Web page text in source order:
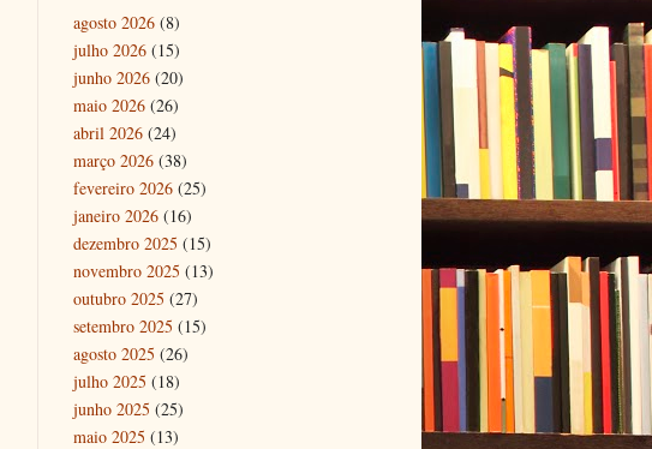
agosto 2026 (8)
julho 2026 (15)
junho 2026 (20)
maio 2026 (26)
abril 2026 (24)
março 2026 (38)
fevereiro 2026 (25)
janeiro 2026 (16)
dezembro 2025 (15)
novembro 2025 (13)
outubro 2025 (27)
setembro 2025 (15)
agosto 2025 (26)
julho 2025 (18)
junho 2025 (25)
maio 2025 (13)